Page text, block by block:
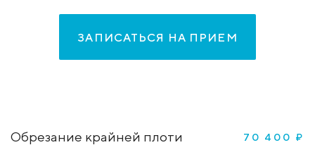
ЗАПИСАТЬСЯ НА ПРИЕМ
Обрезание крайней плоти
70 400 ₽